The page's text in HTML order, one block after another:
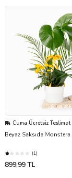
Cuma Ücretsiz Teslimat
Beyaz Saksıda Monstera
(1)
899,99 TL